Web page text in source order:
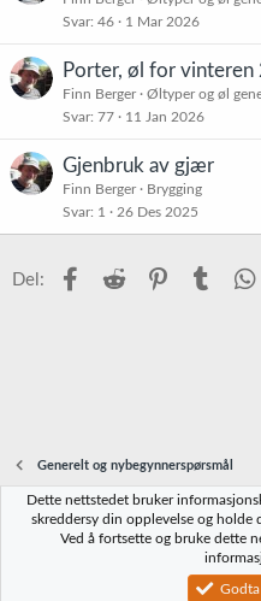
Svar 46 1 Mar 2026
Porter, øl for
Finn Berger
Øltyper og øl
Svar 77 11 Jan 2026
Gjenbruk av gjær
Finn Berger
Brygging
Svar 1 26 Des 2025
Del: Facebook
Reddit PinterestTumblr
Generelt og nybegynnerspørsmål
Norbrygg-default
Vilkår og regler
Community platform by XenForo® ©
Dette nettstedet bruker
skreddersy din opplevelse og holde
Ved å fortsette og bruke dette
Godta